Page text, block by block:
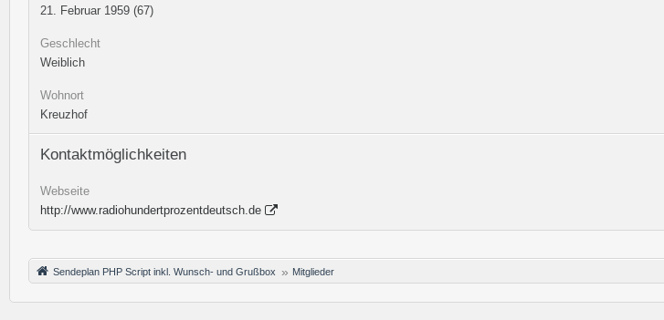
21. Februar 1959 (67)
Geschlecht
Weiblich
Wohnort
Kreuzhof
Kontaktmöglichkeiten
Webseite
http://www.radiohundertprozentdeutsch.de
Sendeplan PHP Script inkl. Wunsch- und Grußbox Mitglieder